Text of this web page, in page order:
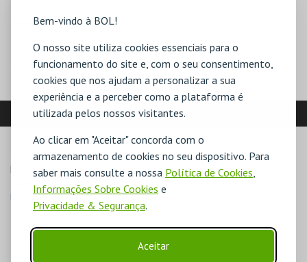
Bem-vindo à BOL!
O nosso site utiliza cookies essenciais para o
funcionamento do site e, com o seu consentimento,
cookies que nos ajudam a personalizar a sua
experiência e a perceber como a plataforma é
utilizada pelos nossos visitantes.
Ao clicar em "Aceitar" concorda com o
armazenamento de cookies no seu dispositivo. Para
saber mais consulte a nossa Política de Cookies
Informações Sobre Cookies e
Privacidade & Segurança.
Aceitar
Fase 1 a 25€
Fase 1 a 45€
LOCALIZAÇÃO
MORADA
Estr. da Circunvalação
1400-061 Lisboa
Direcções para Monsantos Open Air